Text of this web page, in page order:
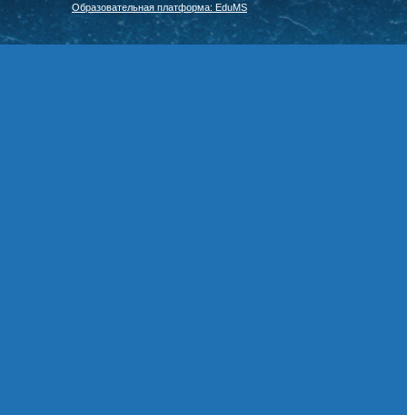
Образовательная платформа: EduMS